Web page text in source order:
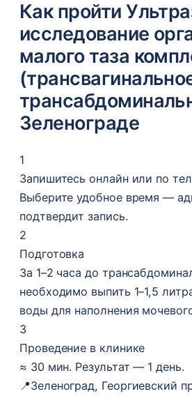
Как пройти
исследование
малого таза
Зеленограде
1
Запишитесь онлайн или по
Выберите удобное время —
подтвердит запись.
2
Подготовка
За 1–2 часа до
необходимо выпить 1–1,5
воды для наполнения
3
Проведение в клинике
≈ 30 мин. Результат — 1 день.
📍Зеленоград, Георгиевский